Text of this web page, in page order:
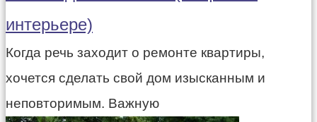
интерьере)
Когда речь заходит о ремонте квартиры,
хочется сделать свой дом изысканным и
неповторимым. Важную